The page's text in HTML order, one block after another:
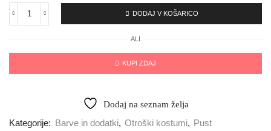
DODAJ V KOŠARICO
ALI
KUPI ZDAJ
Dodaj na seznam želja
Kategorije:
Barve in dodatki, Otroški kostumi, Pust